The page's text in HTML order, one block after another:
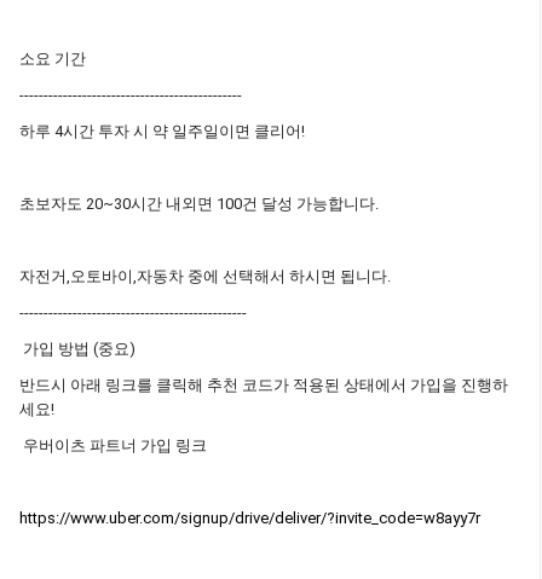
소요 기간
----------------------------------------------
하루 4시간 투자 시 약 일주일이면 클리어!
초보자도 20~30시간 내외면 100건 달성 가능합니다.
자전거,오토바이,자동차 중에 선택해서 하시면 됩니다.
-----------------------------------------------
가입 방법 (중요)
반드시 아래 링크를 클릭해 추천 코드가 적용된 상태에서 가입을 진행하
세요!
우버이츠 파트너 가입 링크
https://www.uber.com/signup/drive/deliver/?invite_code=w8ayy7r